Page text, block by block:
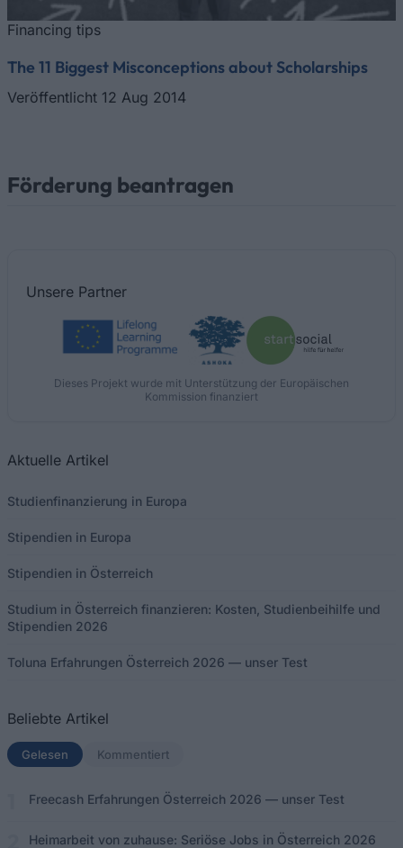
Financing tips
The 11 Biggest Misconceptions about Scholarships
Veröffentlicht 12 Aug 2014
Förderung beantragen
Unsere Partner
Dieses Projekt wurde mit Unterstützung der Europäischen
Kommission finanziert
Aktuelle Artikel
Studienfinanzierung in Europa
Stipendien in Europa
Stipendien in Österreich
Studium in Österreich finanzieren: Kosten, Studienbeihilfe und
Stipendien 2026
Toluna Erfahrungen Österreich 2026 — unser Test
Beliebte Artikel
Gelesen (aktiver Tab)
Kommentiert
Freecash Erfahrungen Österreich 2026 — unser Test
Heimarbeit von zuhause: Seriöse Jobs in Österreich 2026